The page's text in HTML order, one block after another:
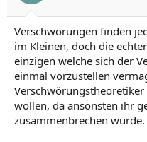
Verschwörungen finden
im Kleinen, doch die
einzigen welche sich der
einmal vorzustellen
wollen, da ansonsten ihr
zusammenbrechen würde.